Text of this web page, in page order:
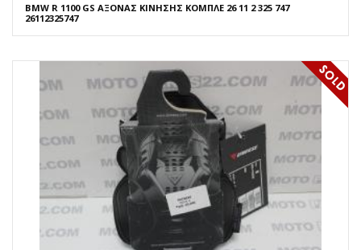
BMW R 1100 GS ΑΞΟΝΑΣ ΚΙΝΗΣΗΣ ΚΟΜΠΛΕ 26 11 2 325 747
26112325747